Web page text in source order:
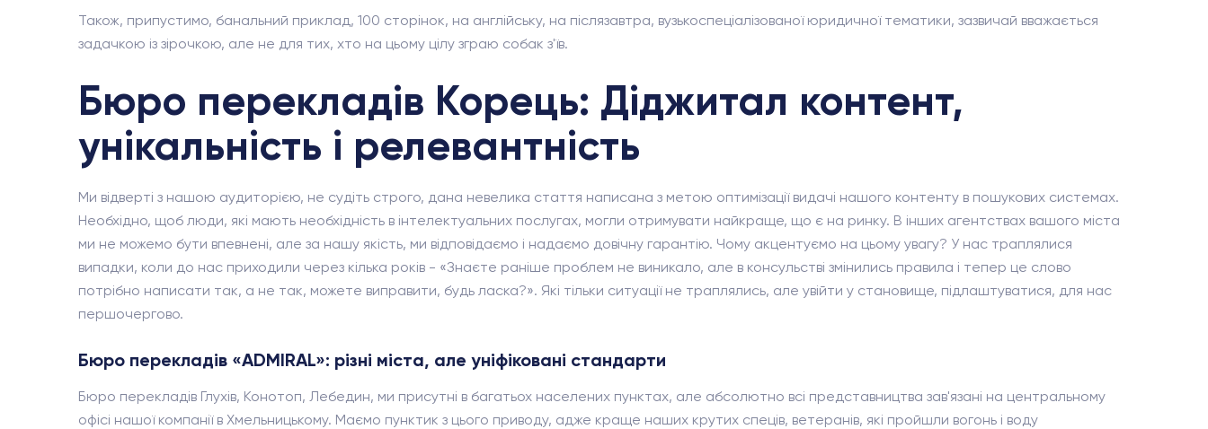
Також, припустимо, банальний приклад, 100 сторінок, на англійську, на післязавтра, вузькоспеціалізованої юридичної тематики, зазвичай вважається
задачкою із зірочкою, але не для тих, хто на цьому цілу зграю собак з'їв.
Бюро перекладів Корець: Діджитал контент,
унікальність і релевантність
Ми відверті з нашою аудиторією, не судіть строго, дана невелика стаття написана з метою оптимізації видачі нашого контенту в пошукових системах.
Необхідно, щоб люди, які мають необхідність в інтелектуальних послугах, могли отримувати найкраще, що є на ринку. В інших агентствах вашого міста
ми не можемо бути впевнені, але за нашу якість, ми відповідаємо і надаємо довічну гарантію. Чому акцентуємо на цьому увагу? У нас траплялися
випадки, коли до нас приходили через кілька років - «Знаєте раніше проблем не виникало, але в консульстві змінились правила і тепер це слово
потрібно написати так, а не так, можете виправити, будь ласка?». Які тільки ситуації не траплялись, але увійти у становище, підлаштуватися, для нас
першочергово.
Бюро перекладів «ADMIRAL»: різні міста, але уніфіковані стандарти
Бюро перекладів Глухів, Конотоп, Лебедин, ми присутні в багатьох населених пунктах, але абсолютно всі представництва зав'язані на центральному
офісі нашої компанії в Хмельницькому. Маємо пунктик з цього приводу, адже краще наших крутих спеців, ветеранів, які пройшли вогонь і воду